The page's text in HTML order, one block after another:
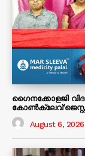
ഗൈനക്കോളജി
August 6, 2026